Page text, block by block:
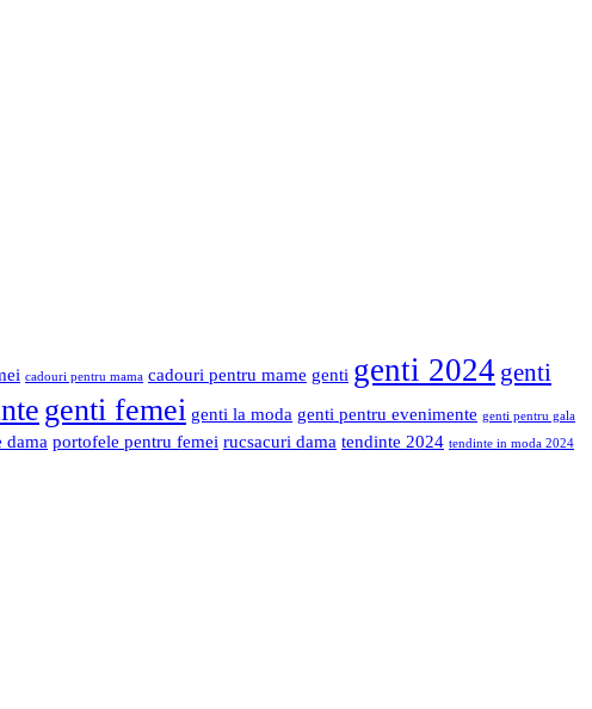
cadouri pentru mama cadouri pentru mame genti genti 2024 genti
genti femei genti la moda genti pentru evenimente genti pentru gala
dama portofele pentru femei rucsacuri dama tendinte 2024 tendinte in moda 2024